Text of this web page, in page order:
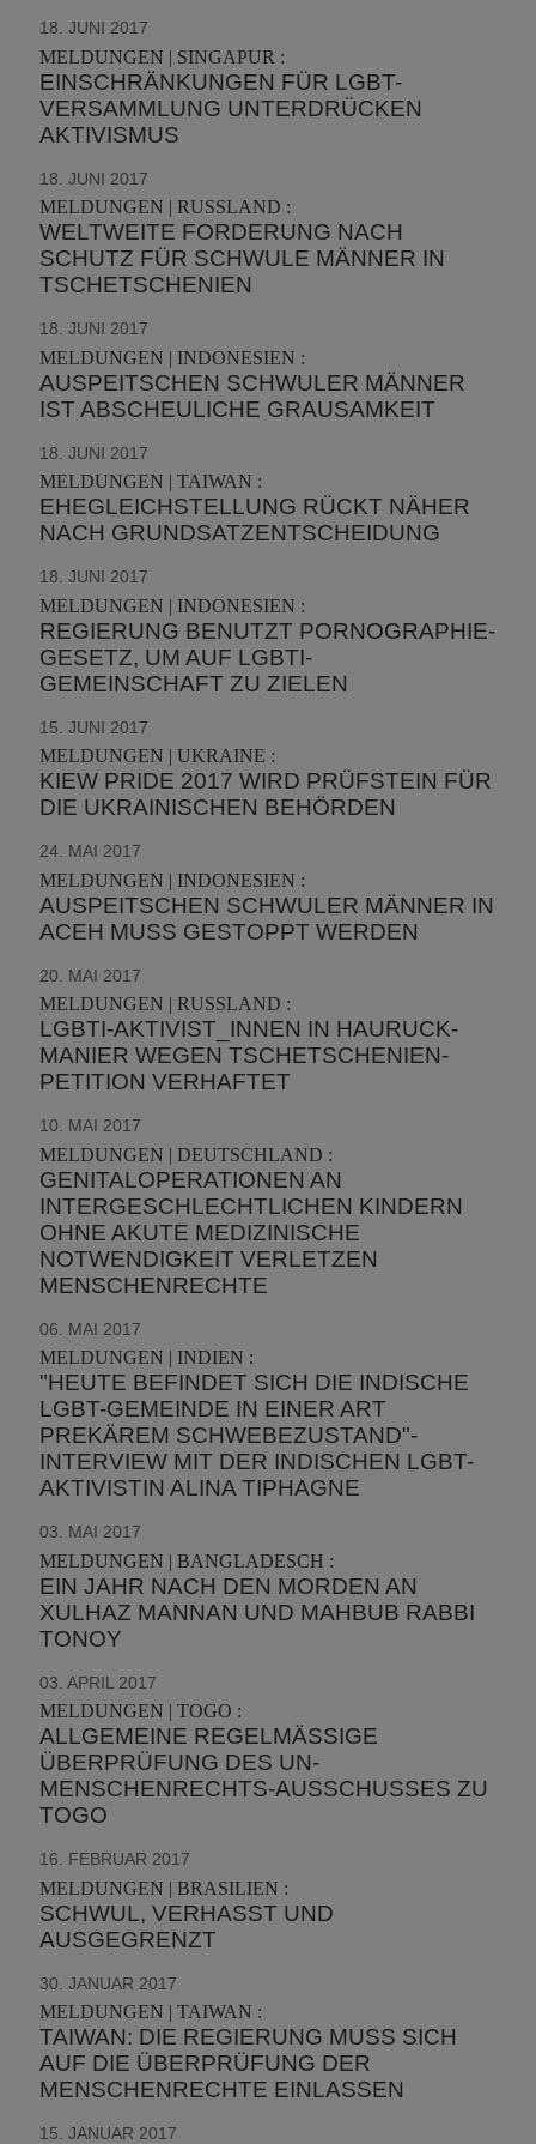
18. JUNI 2017
MELDUNGEN | SINGAPUR :
EINSCHRÄNKUNGEN FÜR LGBT-
VERSAMMLUNG UNTERDRÜCKEN
AKTIVISMUS
18. JUNI 2017
MELDUNGEN | RUSSLAND :
WELTWEITE FORDERUNG NACH
SCHUTZ FÜR SCHWULE MÄNNER IN
TSCHETSCHENIEN
18. JUNI 2017
MELDUNGEN | INDONESIEN :
AUSPEITSCHEN SCHWULER MÄNNER
IST ABSCHEULICHE GRAUSAMKEIT
18. JUNI 2017
MELDUNGEN | TAIWAN :
EHEGLEICHSTELLUNG RÜCKT NÄHER
NACH GRUNDSATZENTSCHEIDUNG
18. JUNI 2017
MELDUNGEN | INDONESIEN :
REGIERUNG BENUTZT PORNOGRAPHIE-
GESETZ, UM AUF LGBTI-
GEMEINSCHAFT ZU ZIELEN
15. JUNI 2017
MELDUNGEN | UKRAINE :
KIEW PRIDE 2017 WIRD PRÜFSTEIN FÜR
DIE UKRAINISCHEN BEHÖRDEN
24. MAI 2017
MELDUNGEN | INDONESIEN :
AUSPEITSCHEN SCHWULER MÄNNER IN
ACEH MUSS GESTOPPT WERDEN
20. MAI 2017
MELDUNGEN | RUSSLAND :
LGBTI-AKTIVIST_INNEN IN HAURUCK-
MANIER WEGEN TSCHETSCHENIEN-
PETITION VERHAFTET
10. MAI 2017
MELDUNGEN | DEUTSCHLAND :
GENITALOPERATIONEN AN
INTERGESCHLECHTLICHEN KINDERN
OHNE AKUTE MEDIZINISCHE
NOTWENDIGKEIT VERLETZEN
MENSCHENRECHTE
06. MAI 2017
MELDUNGEN | INDIEN :
"HEUTE BEFINDET SICH DIE INDISCHE
LGBT-GEMEINDE IN EINER ART
PREKÄREM SCHWEBEZUSTAND"-
INTERVIEW MIT DER INDISCHEN LGBT-
AKTIVISTIN ALINA TIPHAGNE
03. MAI 2017
MELDUNGEN | BANGLADESCH :
EIN JAHR NACH DEN MORDEN AN
XULHAZ MANNAN UND MAHBUB RABBI
TONOY
03. APRIL 2017
MELDUNGEN | TOGO :
ALLGEMEINE REGELMÄSSIGE Ü
BERPRÜFUNG DES UN-M
ENSCHENRECHTS-AUSSCHUSSES ZU T
OGO
16. FEBRUAR 2017
MELDUNGEN | BRASILIEN :
SCHWUL, VERHASST UND
AUSGEGRENZT
30. JANUAR 2017
MELDUNGEN | TAIWAN :
TAIWAN: DIE REGIERUNG MUSS SICH
AUF DIE ÜBERPRÜFUNG DER
MENSCHENRECHTE EINLASSEN
15. JANUAR 2017